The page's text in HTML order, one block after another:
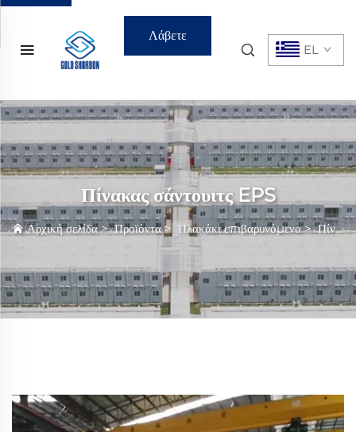
Λάβετε
EL
Πίνακας σάντουιτς EPS
Αρχική σελίδα>Προϊόντα> Πλακάκι επιβαρυνόμενο>Πίνακας σάντουιτς EPS